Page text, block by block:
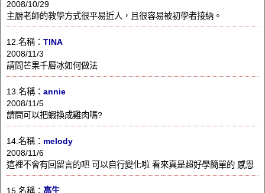
2008/10/29
主厨老師的教學方式很平易近人，且很容易被初學者接納。
12.名稱： TINA
2008/11/3
請問芒果千層冰如何做法
13.名稱： annie
2008/11/5
請問可以把蝦換成雞肉嗎?
14.名稱： melody
2008/11/6
這裡不會有回留言的吧 可以自行變化啦 看來真是超好學簡單的 感恩
15.名稱： 高生